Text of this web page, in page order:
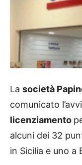
La società
comunicato
licenziamento
alcuni dei 32
in Sicilia e uno a